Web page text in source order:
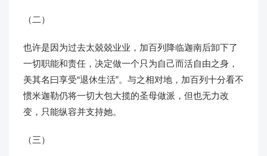
（二）
也许是因为过去太兢兢业业，加百列降临迦南后卸下了
一切职能和责任，决定做一个只为自己而活自由之身，
美其名曰享受“退休生活”。与之相对地，加百列十分看不
惯米迦勒仍将一切大包大揽的圣母做派，但也无力改
变，只能纵容并支持她。
（三）